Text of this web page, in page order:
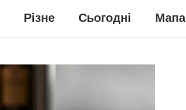
Різне Сьогодні Мапа